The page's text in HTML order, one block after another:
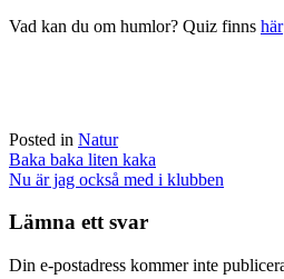
Vad kan du om humlor? Quiz finns här
Posted in Natur
Post
navigation
Baka baka liten kaka
Nu är jag också med i klubben
Lämna ett svar
Din e-postadress kommer inte